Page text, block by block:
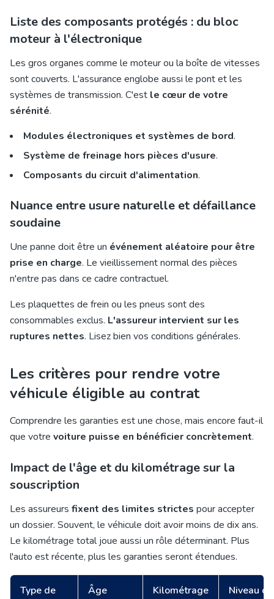
Liste des composants protégés : du bloc
moteur à l'électronique
Les gros organes comme le moteur ou la boîte de vitesses
sont couverts. L'assurance englobe aussi le pont et les
systèmes de transmission. C'est le cœur de votre
sérénité.
Modules électroniques et systèmes de bord.
Système de freinage hors pièces d'usure.
Composants du circuit d'alimentation.
Nuance entre usure naturelle et défaillance
soudaine
Une panne doit être un événement aléatoire pour être
prise en charge. Le vieillissement normal des pièces
n'entre pas dans ce cadre contractuel.
Les plaquettes de frein ou les pneus sont des
consommables exclus. L'assureur intervient sur les
ruptures nettes. Lisez bien vos conditions générales.
Les critères pour rendre votre
véhicule éligible au contrat
Comprendre les garanties est une chose, mais encore faut-il
que votre voiture puisse en bénéficier concrètement.
Impact de l'âge et du kilométrage sur la
souscription
Les assureurs fixent des limites strictes pour accepter
un dossier. Souvent, le véhicule doit avoir moins de dix ans.
Le kilométrage total joue aussi un rôle déterminant. Plus
l'auto est récente, plus les garanties seront étendues.
Type de
Âge
Kilométrage
Niveau de